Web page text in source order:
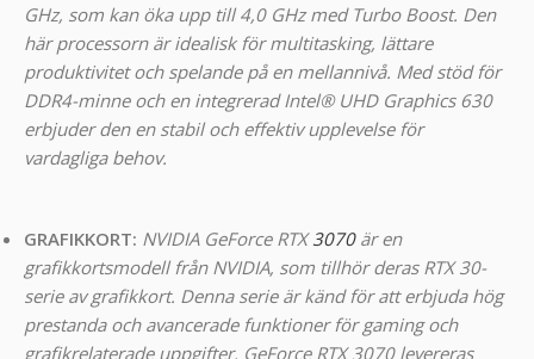
GHz, som kan öka upp till 4,0 GHz med Turbo Boost. Den
här processorn är idealisk för multitasking, lättare
produktivitet och spelande på en mellannivå. Med stöd för
DDR4-minne och en integrerad Intel® UHD Graphics 630
erbjuder den en stabil och effektiv upplevelse för
vardagliga behov.
GRAFIKKORT: NVIDIA GeForce RTX3070är en
grafikkortsmodell från NVIDIA, som tillhör deras RTX 30-
serie av grafikkort. Denna serie är känd för att erbjuda hög
prestanda och avancerade funktioner för gaming och
grafikrelaterade uppgifter. GeForce RTX 3070 levereras